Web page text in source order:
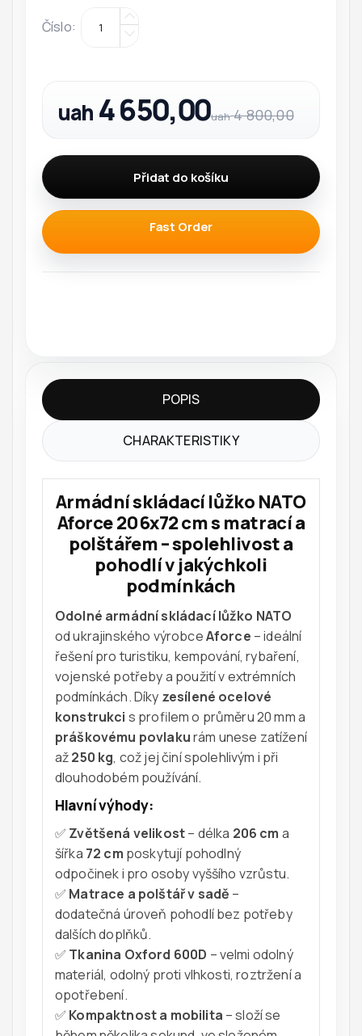
Číslo:
uah 4 650,00uah 4 800,00
Přidat do košíku
Fast Order
POPIS
CHARAKTERISTIKY
Armádní skládací lůžko NATO
Aforce 206x72 cm s matrací a
polštářem – spolehlivost a
pohodlí v jakýchkoli
podmínkách
Odolné armádní skládací lůžko NATO
od ukrajinského výrobceAforce – ideální
řešení pro turistiku, kempování, rybaření,
vojenské potřeby a použití v extrémních
podmínkách. Díky zesílené ocelové
konstrukci s profilem o průměru 20 mm a
práškovému povlakurám unese zatížení
až250 kg, což jej činí spolehlivým i při
dlouhodobém používání.
Hlavní výhody:
✅ Zvětšená velikost– délka 206 cm a
šířka 72 cm poskytují pohodlný
odpočinek i pro osoby vyššího vzrůstu.
✅ Matrace a polštář v sadě –
dodatečná úroveň pohodlí bez potřeby
dalších doplňků.
✅ Tkanina Oxford 600D – velmi odolný
materiál, odolný proti vlhkosti, roztržení a
opotřebení.
✅ Kompaktnost a mobilita – složí se